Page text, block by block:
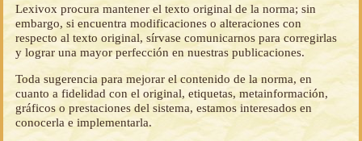
Lexivox procura mantener el texto original de la norma; sin
embargo, si encuentra modificaciones o alteraciones con
respecto al texto original, sírvase comunicarnos para corregirlas
y lograr una mayor perfección en nuestras publicaciones.
Toda sugerencia para mejorar el contenido de la norma, en
cuanto a fidelidad con el original, etiquetas, metainformación,
gráficos o prestaciones del sistema, estamos interesados en
conocerla e implementarla.